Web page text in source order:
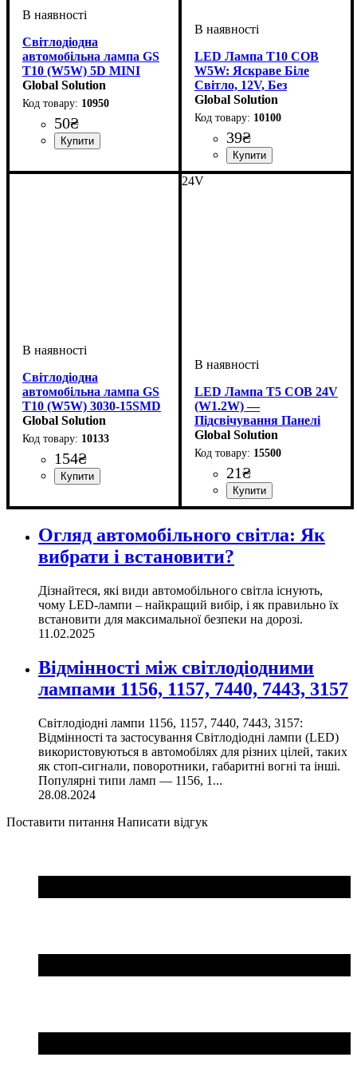
Світлодіодна
автомобільна лампа GS
T10 (W5W) 5D MINI
CRISTAL CERAMIC 10-
15V White
Global Solution
10950
50₴
Габаритні вогні
6000 K
LED Лампа T10 COB
W5W: Яскраве Біле
Світло, 12V, Без
Полярності
Global Solution
10100
39₴
Призначення лампи:
Габаритні вогні, Освітлення
Колір:: Білий
Тип світлодіодного елементу
COB
Кількість світлодіодів: 1
SMD
Напруга, V: 12V
Кількість в упаковці: 1 шт.
Світлодіодна
автомобільна лампа GS
T10 (W5W) 3030-15SMD
Samsung CANBUS 12V
White
Global Solution
10133
154₴
Габаритні вогні
Samsung
15SMD
24V
LED Лампа T5 COB 24V
(W1.2W) —
Підсвічування Панелі
Вантажівок
Global Solution
15500
21₴
Колір:: Білий
Тип світлодіодного елементу
Напруга, V: 24V
Кількість в упаковці: 1 шт.
Огляд автомобільного світла: Як
вибрати і встановити?
Дізнайтеся, які види автомобільного світла існують,
чому LED-лампи – найкращий вибір, і як правильно їх
встановити для максимальної безпеки на дорозі.
11.02.2025
Відмінності між світлодіодними
лампами 1156, 1157, 7440, 7443, 3157
Світлодіодні лампи 1156, 1157, 7440, 7443, 3157:
Відмінності та застосування Світлодіодні лампи (LED)
використовуються в автомобілях для різних цілей, таких
як стоп-сигнали, поворотники, габаритні вогні та інші.
Популярні типи ламп — 1156, 1...
28.08.2024
Поставити питання Написати відгук